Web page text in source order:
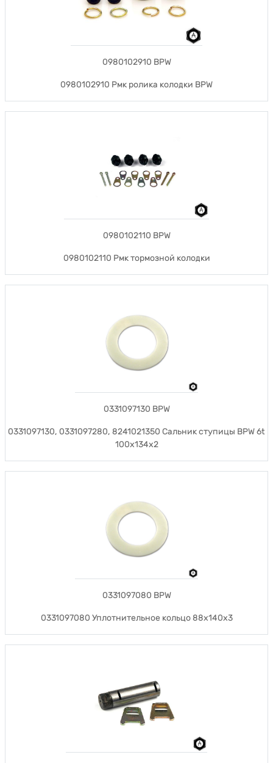
0980102910 BPW
0980102910 Рмк ролика колодки BPW
0980102110 BPW
0980102110 Рмк тормозной колодки
0331097130 BPW
0331097130, 0331097280, 8241021350 Сальник ступицы BPW 6t
100x134x2
0331097080 BPW
0331097080 Уплотнительное кольцо 88х140х3